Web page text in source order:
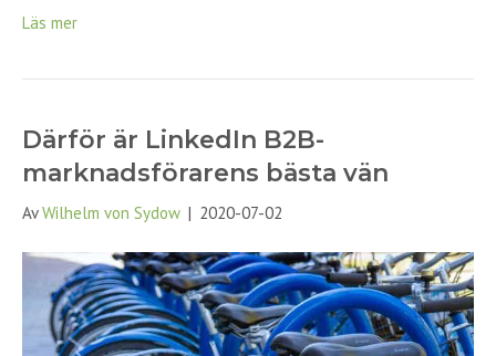
Läs mer
Därför är LinkedIn B2B-
marknadsförarens bästa vän
AvWilhelm von Sydow | 2020-07-02